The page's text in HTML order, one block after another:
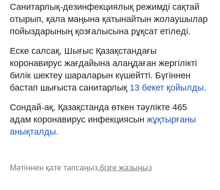
Санитарлық-дезинфекциялық режимді сақтай
отырып, қала маңына қатынайтын жолаушылар
пойыздарының қозғалысына рұқсат етіледі.
Еске салсақ, Шығыс Қазақстандағы
коронавирус жағдайына алаңдаған жергілікті
билік шектеу шараларын күшейтті. Бүгіннен
бастап шығыста санитарлық 13 бекет қойылды.
Сондай-ақ, Қазақстанда өткен тәулікте 465
адам коронавирус инфекциясын жұқтырғаны
анықталды.
Мәтіннен қате тапсаңыз,бізге жазыңыз